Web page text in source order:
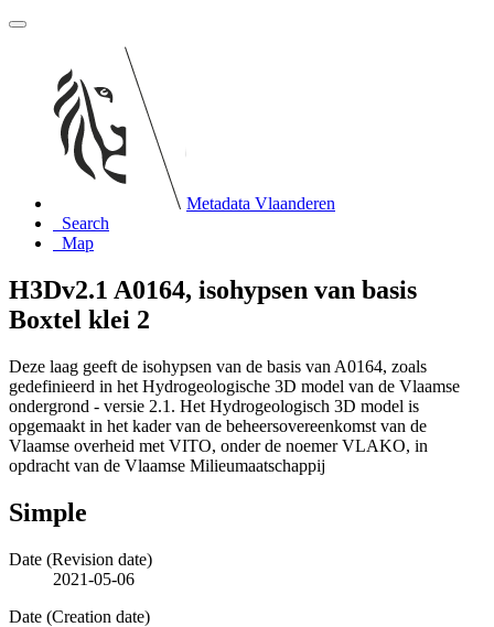
Metadata Vlaanderen
Search
Map
H3Dv2.1 A0164, isohypsen van basis
Boxtel klei 2
Deze laag geeft de isohypsen van de basis van A0164, zoals
gedefinieerd in het Hydrogeologische 3D model van de Vlaamse
ondergrond - versie 2.1. Het Hydrogeologisch 3D model is
opgemaakt in het kader van de beheersovereenkomst van de
Vlaamse overheid met VITO, onder de noemer VLAKO, in
opdracht van de Vlaamse Milieumaatschappij
Simple
Date (Revision date)
2021-05-06
Date (Creation date)